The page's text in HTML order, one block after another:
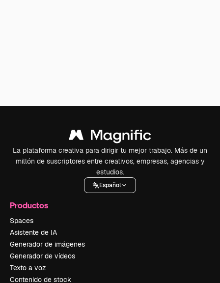
La plataforma creativa para dirigir tu mejor trabajo. Más de un
millón de suscriptores entre creativos, empresas, agencias y
estudios.
Español
Productos
Spaces
Asistente de IA
Generador de imágenes
Generador de vídeos
Texto a voz
Contenido de stock